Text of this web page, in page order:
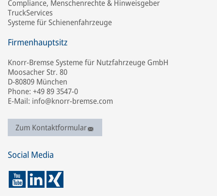
Compliance, Menschenrechte & Hinweisgeber
TruckServices
Systeme für Schienenfahrzeuge
Firmenhauptsitz
Knorr-Bremse Systeme für Nutzfahrzeuge GmbH
Moosacher Str. 80
D-80809 München
Phone: +49 89 3547-0
E-Mail: info@knorr-bremse.com
Zum Kontaktformular
Social Media